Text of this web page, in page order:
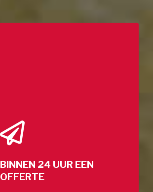
BINNEN 24 UUR EEN
OFFERTE